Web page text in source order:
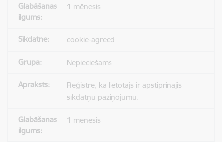
1 mēnesis
cookie-agreed
Nepieciešams
Reģistrē, ka lietotājs ir apstiprinājis
sīkdatņu paziņojumu.
1 mēnesis